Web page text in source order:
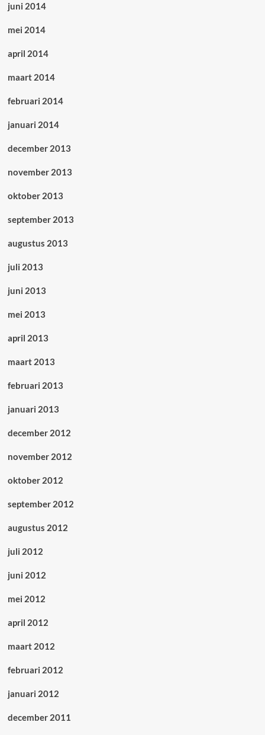
juni 2014
mei 2014
april 2014
maart 2014
februari 2014
januari 2014
december 2013
november 2013
oktober 2013
september 2013
augustus 2013
juli 2013
juni 2013
mei 2013
april 2013
maart 2013
februari 2013
januari 2013
december 2012
november 2012
oktober 2012
september 2012
augustus 2012
juli 2012
juni 2012
mei 2012
april 2012
maart 2012
februari 2012
januari 2012
december 2011